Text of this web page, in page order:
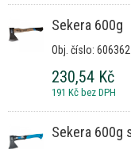
Sekera 600g
Obj. číslo: 606362
230,54 Kč
191 Kč bez DPH
Sekera 600g